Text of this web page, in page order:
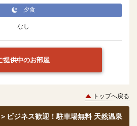
夕食
なし
提供中のお部屋
トップへ戻る
ビジネス歓迎！駐車場無料 天然温泉